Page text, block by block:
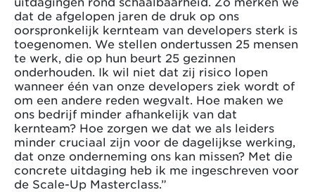
dat de afgelopen jaren de druk op ons
oorspronkelijk kernteam van developers sterk is
toegenomen. We stellen ondertussen 25 mensen
te werk, die op hun beurt 25 gezinnen
onderhouden. Ik wil niet dat zij risico lopen
wanneer één van onze developers ziek wordt of
om een andere reden wegvalt. Hoe maken we
ons bedrijf minder afhankelijk van dat
kernteam? Hoe zorgen we dat we als leiders
minder cruciaal zijn voor de dagelijkse werking,
dat onze onderneming ons kan missen? Met die
concrete uitdaging heb ik me ingeschreven voor
de Scale-Up Masterclass.”